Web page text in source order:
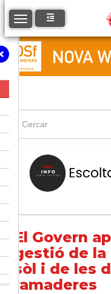
Toggle navigation
El Govern
gestió de
sòl i de les
ramaderes